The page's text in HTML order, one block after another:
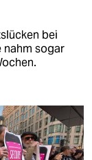
bei
nahm sogar